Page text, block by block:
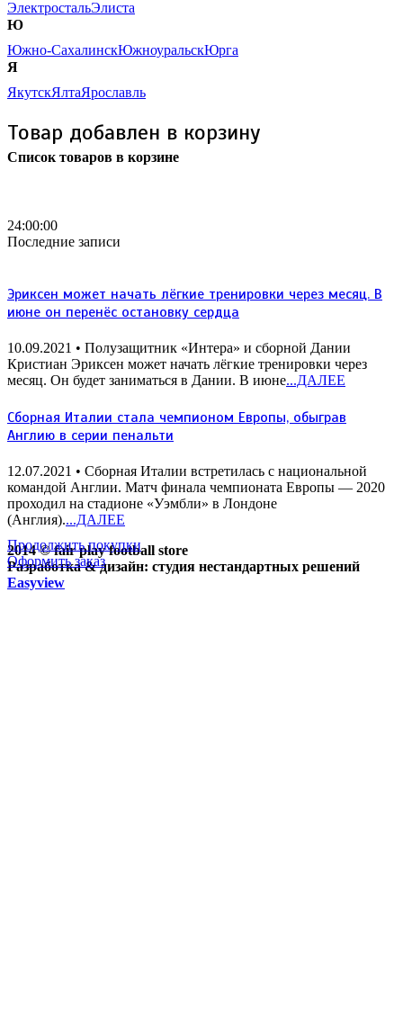
ЭлектростальЭлиста
Ю
Южно-СахалинскЮжноуральскЮрга
Я
ЯкутскЯлтаЯрославль
Товар добавлен в корзину
Список товаров в корзине
Продолжить покупки
Оформить заказ
24:00:00
Последние записи
Эриксен может начать лёгкие тренировки через месяц. В
июне он перенёс остановку сердца
10.09.2021 • Полузащитник «Интера» и сборной Дании
Кристиан Эриксен может начать лёгкие тренировки через
месяц. Он будет заниматься в Дании. В июне...ДАЛЕЕ
Сборная Италии стала чемпионом Европы, обыграв
Англию в серии пенальти
12.07.2021 • Сборная Италии встретилась с национальной
командой Англии. Матч финала чемпионата Европы — 2020
проходил на стадионе «Уэмбли» в Лондоне
(Англия)....ДАЛЕЕ
2014 © fair play football store
Разработка & дизайн: студия нестандартных решений
Easyview